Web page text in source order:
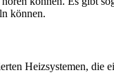
können.
Heizsystemen, die